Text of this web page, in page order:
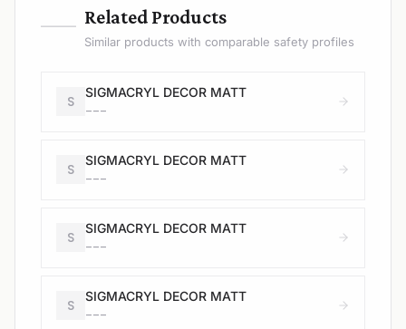
— Related Products
Similar products with comparable safety profiles
S
SIGMACRYL DECOR MATT
---
S
SIGMACRYL DECOR MATT
---
S
SIGMACRYL DECOR MATT
---
S
SIGMACRYL DECOR MATT
---